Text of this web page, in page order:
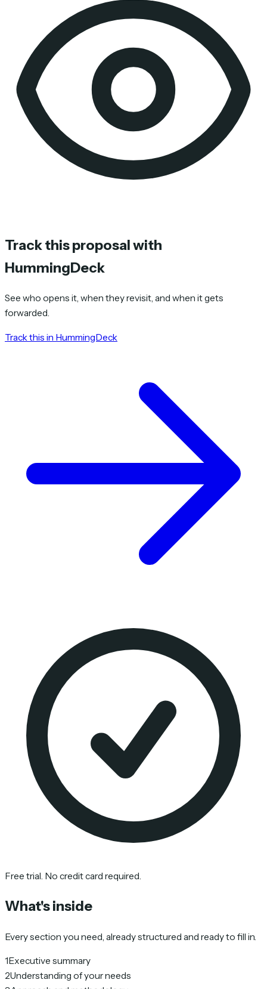
Track this proposal with
HummingDeck
See who opens it, when they revisit, and when it gets
forwarded.
Track this in HummingDeck
Free trial. No credit card required.
What's inside
Every section you need, already structured and ready to fill in.
1Executive summary
2Understanding of your needs